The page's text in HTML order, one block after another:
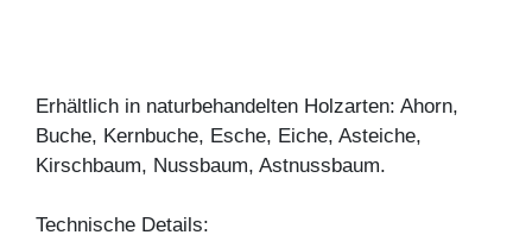
Erhältlich in naturbehandelten Holzarten: Ahorn,
Buche, Kernbuche, Esche, Eiche, Asteiche,
Kirschbaum, Nussbaum, Astnussbaum.
Technische Details: